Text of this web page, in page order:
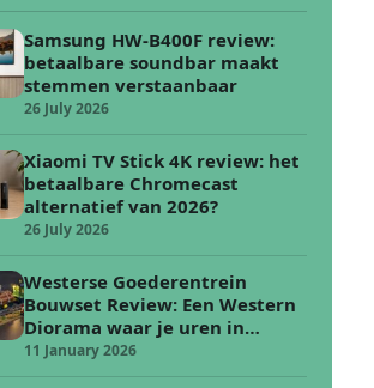
Samsung HW-B400F review:
betaalbare soundbar maakt
stemmen verstaanbaar
26 July 2026
Xiaomi TV Stick 4K review: het
betaalbare Chromecast
alternatief van 2026?
26 July 2026
Westerse Goederentrein
Bouwset Review: Een Western
Diorama waar je uren in
verdwijnt
11 January 2026